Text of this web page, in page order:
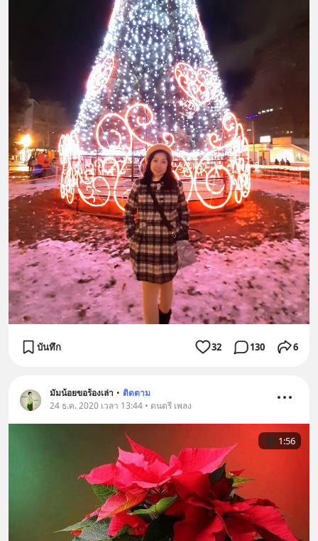
บันทึก 32 130 6
มัมน้อยขอร้องเล่า • ติดตาม
24 ธ.ค. 2020 เวลา 13:44 • ดนตรี เพลง
1:56